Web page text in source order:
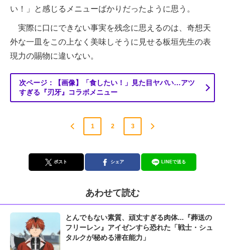
い！」と感じるメニューばかりだったように思う。
実際に口にできない事実を残念に思えるのは、奇想天
外な一皿をこの上なく美味しそうに見せる板垣先生の表
現力の賜物に違いない。
次ページ：【画像】「食したい！」見た目ヤバい…アツ
すぎる『刃牙』コラボメニュー
1 2 3
ポスト シェア LINEで送る
あわせて読む
とんでもない素質、頑丈すぎる肉体...『葬送の
フリーレン』アイゼンすら恐れた「戦士・シュ
タルクが秘める潜在能力」